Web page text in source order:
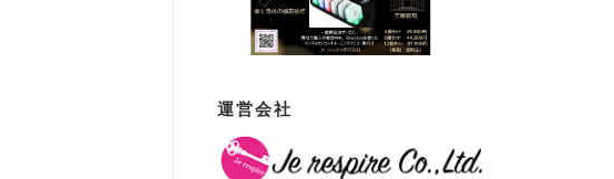
運営会社